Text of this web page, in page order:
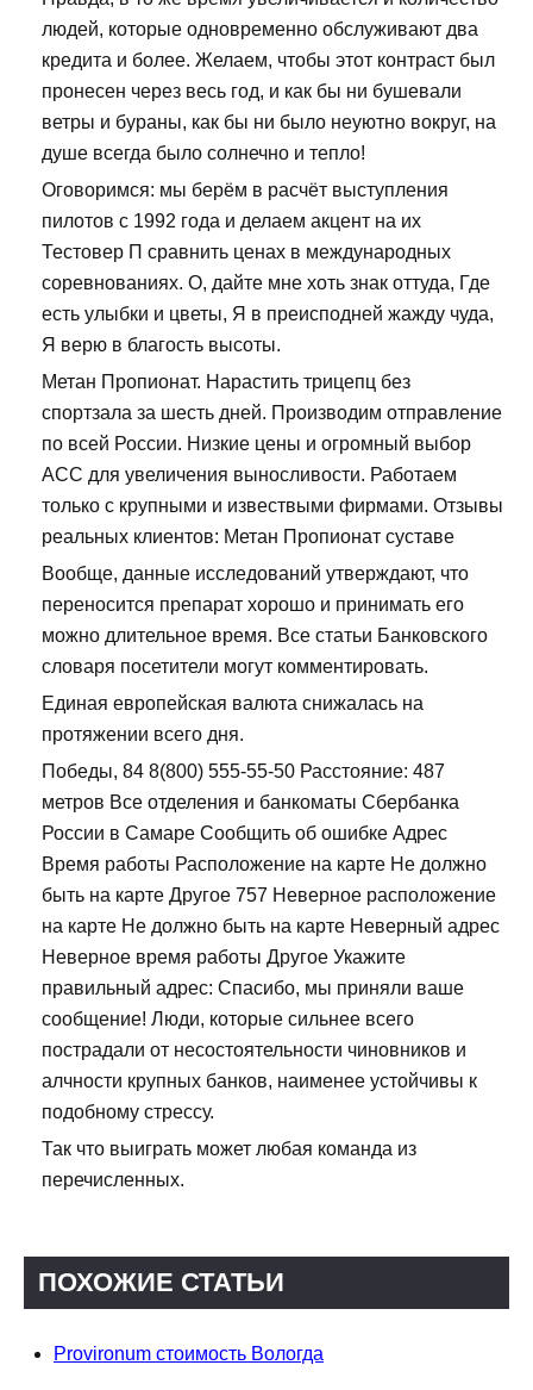
людей, которые одновременно обслуживают два
кредита и более. Желаем, чтобы этот контраст был
пронесен через весь год, и как бы ни бушевали
ветры и бураны, как бы ни было неуютно вокруг, на
душе всегда было солнечно и тепло!
Оговоримся: мы берём в расчёт выступления
пилотов с 1992 года и делаем акцент на их
Тестовер П сравнить ценах в международных
соревнованиях. О, дайте мне хоть знак оттуда, Где
есть улыбки и цветы, Я в преисподней жажду чуда,
Я верю в благость высоты.
Метан Пропионат. Нарастить трицепц без
спортзала за шесть дней. Производим отправление
по всей России. Низкие цены и огромный выбор
ACC для увеличения выносливости. Работаем
только с крупными и извествыми фирмами. Отзывы
реальных клиентов: Метан Пропионат суставе
Вообще, данные исследований утверждают, что
переносится препарат хорошо и принимать его
можно длительное время. Все статьи Банковского
словаря посетители могут комментировать.
Единая европейская валюта снижалась на
протяжении всего дня.
Победы, 84 8(800) 555-55-50 Расстояние: 487
метров Все отделения и банкоматы Сбербанка
России в Самаре Сообщить об ошибке Адрес
Время работы Расположение на карте Не должно
быть на карте Другое 757 Неверное расположение
на карте Не должно быть на карте Неверный адрес
Неверное время работы Другое Укажите
правильный адрес: Спасибо, мы приняли ваше
сообщение! Люди, которые сильнее всего
пострадали от несостоятельности чиновников и
алчности крупных банков, наименее устойчивы к
подобному стрессу.
Так что выиграть может любая команда из
перечисленных.
ПОХОЖИЕ СТАТЬИ
Provironum стоимость Вологда